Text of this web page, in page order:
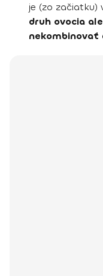
je (zo začiatku)
druh ovocia
nekombinovať